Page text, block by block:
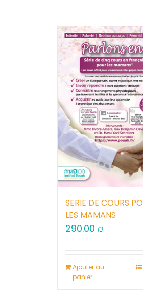
SERIE DE COURS
LES MAMANS
290.00 ₪
Ajouter au
panier